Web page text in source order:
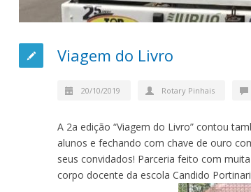
Viagem do Livro
20/10/2019 Rotary Pinhais
A 2a edição “Viagem do Livro” contou
alunos e fechando com chave de ouro
seus convidados! Parceria feito com
corpo docente da escola Candido